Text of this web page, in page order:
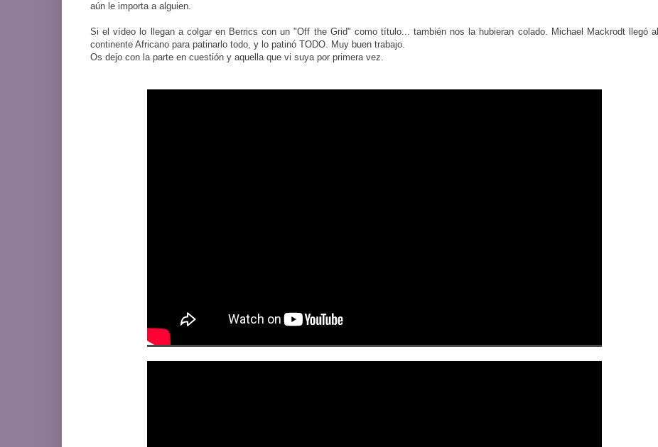
aún le importa a alguien.
Si el vídeo lo llegan a colgar en Berrics con un "Off the Grid" como título... también nos la hubieran colado. Michael Mackrodt llegó al
continente Africano para patinarlo todo, y lo patinó TODO. Muy buen trabajo.
Os dejo con la parte en cuestión y aquella que vi suya por primera vez.